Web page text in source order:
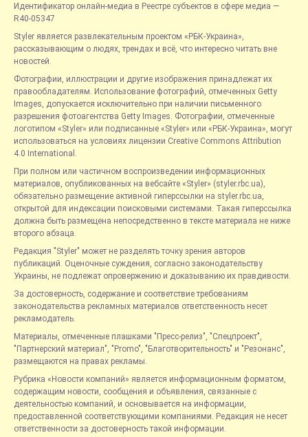
Идентификатор онлайн-медиа в Реестре субъектов в сфере медиа —
R40-05347
Styler является развлекательным проектом «РБК-Украина»,
рассказывающим о людях, трендах и всё, что интересно читать вне
новостей.
Фотографии, иллюстрации и другие изображения принадлежат их
правообладателям. Использование фотографий, отмеченных Getty
Images, допускается исключительно при наличии письменного
разрешения фотоагентства Getty Images. Фотографии, отмеченные
логотипом «Styler» или подписанные «Styler» или «РБК-Украина», могут
использоваться на условиях лицензии Creative Commons Attribution
4.0 International.
При полном или частичном воспроизведении информационных
материалов, опубликованных на вебсайте «Styler» (styler.rbc.ua),
обязательно размещение активной гиперссылки на styler.rbc.ua,
открытой для индексации поисковыми системами. Такая гиперссылка
должна быть размещена непосредственно в тексте материала не ниже
второго абзаца.
Редакция "Styler" может не разделять точку зрения авторов
публикаций. Оценочные суждения, согласно законодательству
Украины, не подлежат опровержению и доказыванию их правдивости.
За достоверность, содержание и соответствие требованиям
законодательства рекламных материалов ответственность несет
рекламодатель.
Материалы, отмеченные плашками "Пресс-релиз", "Спецпроект",
"Партнерский материал", "Promo", "Благотворительность" и "Резонанс",
размещаются на правах рекламы.
Рубрика «Новости компаний» является информационным форматом,
содержащим новости, сообщения и объявления, связанные с
деятельностью компаний, и основывается на информации,
предоставленной соответствующими компаниями. Редакция не несет
ответственности за достоверность такой информации.